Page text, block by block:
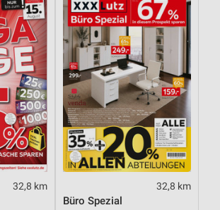
32,8 km 32,8 km
Büro Spezial